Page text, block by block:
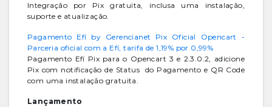
Integração por Pix gratuita, inclusa uma instalação,
suporte e atualização.
Pagamento Efí by Gerencianet Pix Oficial Opencart -
Parceria oficial com a Efí, tarifa de 1,19% por 0,99%
Pagamento Efí Pix para o Opencart 3 e 2.3.0.2, adicione
Pix com notificação de Status do Pagamento e QR Code
com uma instalação gratuita.
Lançamento